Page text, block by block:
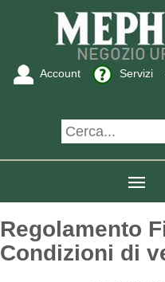
Servizi
Account
Regolamento
Condizioni di